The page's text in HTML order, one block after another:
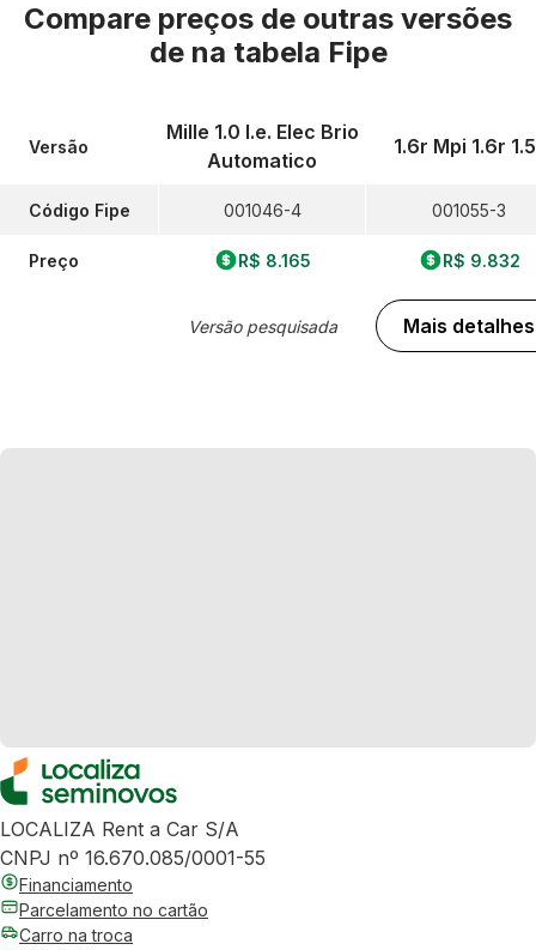
Compare preços de outras versões
de na tabela Fipe
Versão
Código Fipe
Preço
Mille 1.0 I.e. Elec Brio
Automatico
001046-4
R$ 8.165
Versão pesquisada
1.6r Mpi 1.6r
001055-3
R$ 9.832
Mais detalhes
LOCALIZA Rent a Car S/A
CNPJ nº 16.670.085/0001-55
Financiamento
Parcelamento no cartão
Carro na troca